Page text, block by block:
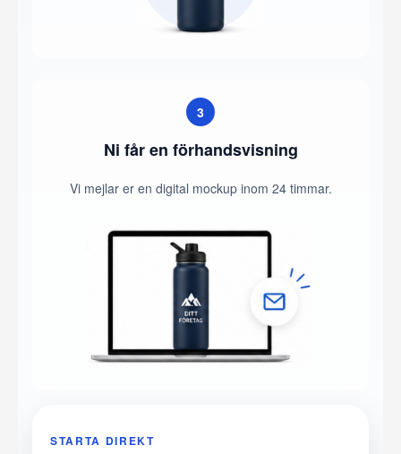
3
Ni får en förhandsvisning
Vi mejlar er en digital mockup inom 24 timmar.
STARTA DIREKT